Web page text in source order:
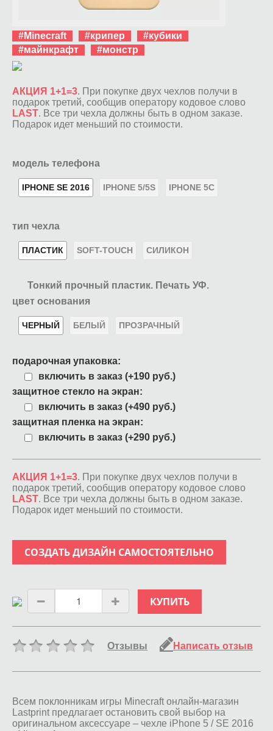
#Minecraft #крипер
#кубики
#майнкрафт
#монстр
АКЦИЯ 1+1=3. При покупке двух чехлов получи в
подарок третий, сообщив оператору кодовое слово
LAST. Все три чехла должны быть в одном заказе.
Подарок идет меньший по стоимости.
модель телефона
IPHONE SE 2016 IPHONE 5/5S IPHONE 5C
тип чехла
ПЛАСТИК SOFT-TOUCH СИЛИКОН
Тонкий прочный пластик. Печать УФ.
цвет основания
ЧЕРНЫЙ БЕЛЫЙ ПРОЗРАЧНЫЙ
подарочная упаковка:
включить в заказ (+190 руб.)
защитное стекло на экран:
включить в заказ (+490 руб.)
защитная пленка на экран:
включить в заказ (+290 руб.)
АКЦИЯ 1+1=3. При покупке двух чехлов получи в
подарок третий, сообщив оператору кодовое слово
LAST. Все три чехла должны быть в одном заказе.
Подарок идет меньший по стоимости.
СОЗДАТЬ ДИЗАЙН САМОСТОЯТЕЛЬНО
КУПИТЬ
Отзывы Написать отзыв
Всем поклонникам игры Minecraft онлайн-магазин
Lastprint предлагает остановить свой выбор на
оригинальном аксессуаре – чехле iPhone 5 / SE 2016